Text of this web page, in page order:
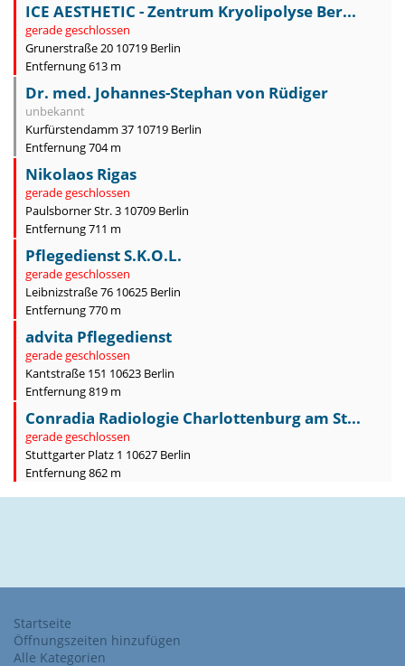
ICE AESTHETIC - Zentrum Kryolipolyse Ber...
gerade geschlossen
Grunerstraße 20 10719 Berlin
Entfernung 613 m
Dr. med. Johannes-Stephan von Rüdiger
unbekannt
Kurfürstendamm 37 10719 Berlin
Entfernung 704 m
Nikolaos Rigas
gerade geschlossen
Paulsborner Str. 3 10709 Berlin
Entfernung 711 m
Pflegedienst S.K.O.L.
gerade geschlossen
Leibnizstraße 76 10625 Berlin
Entfernung 770 m
advita Pflegedienst
gerade geschlossen
Kantstraße 151 10623 Berlin
Entfernung 819 m
Conradia Radiologie Charlottenburg am St...
gerade geschlossen
Stuttgarter Platz 1 10627 Berlin
Entfernung 862 m
Startseite
Öffnungszeiten hinzufügen
Alle Kategorien